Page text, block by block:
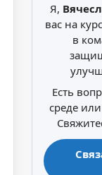
Я,
вас на курс
в
Есть
среде